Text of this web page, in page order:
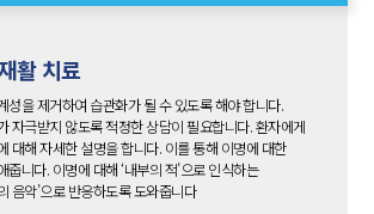
활 치료
성을 제거하여 습관화가 될 수 있도록 해야 합니다.
자극받지 않도록 적정한 상담이 필요합니다. 환자에게
대해 자세한 설명을 합니다. 이를 통해 이명에 대한
줍니다. 이명에 대해 ‘내부의 적’으로 인식하는
음악’으로 반응하도록 도와줍니다